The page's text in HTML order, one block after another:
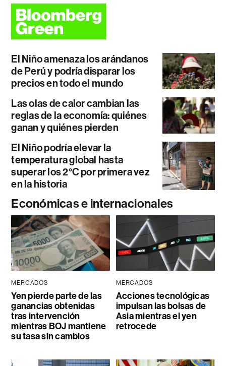
El Niño amenaza los arándanos
de Perú y podría disparar los
precios en todo el mundo
Las olas de calor cambian las
reglas de la economía: quiénes
ganan y quiénes pierden
El Niño podría elevar la
temperatura global hasta
superar los 2°C por primera vez
en la historia
Económicas e internacionales
MERCADOS
Yen pierde parte de las
ganancias obtenidas
tras intervención
mientras BOJ mantiene
su tasa sin cambios
MERCADOS
Acciones tecnológicas
impulsan las bolsas de
Asia mientras el yen
retrocede